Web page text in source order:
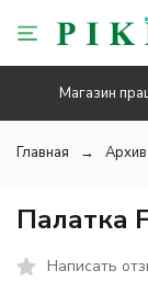
Магазин
Главная
Палатка
Написать